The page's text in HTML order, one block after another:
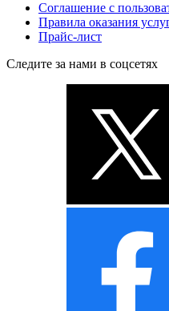
Соглашение с
Правила оказания
Прайс-лист
Следите за нами в соцсетях